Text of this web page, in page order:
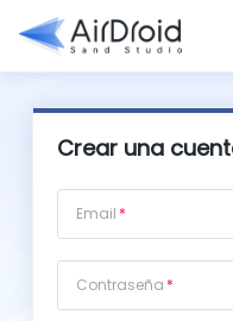
Crear una
Email
Contraseña